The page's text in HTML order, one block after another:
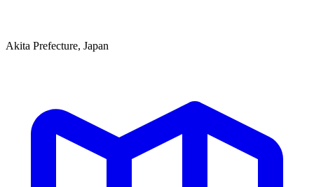
Akita Prefecture, Japan